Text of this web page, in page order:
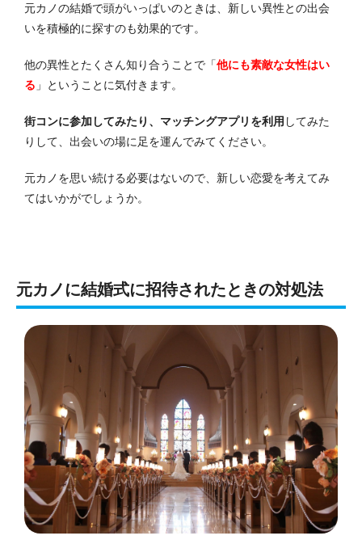
元カノの結婚で頭がいっぱいのときは、新しい異性との出会
いを積極的に探すのも効果的です。
他の異性とたくさん知り合うことで「他にも素敵な女性はい
る 」ということに気付きます。
街コンに参加してみたり、マッチングアプリを利用 してみた
りして、出会いの場に足を運んでみてください。
元カノを思い続ける必要はないので、新しい恋愛を考えてみ
てはいかがでしょうか。
元カノに結婚式に招待されたときの対処法